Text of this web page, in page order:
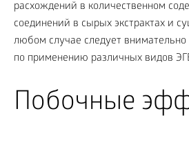
расхождений в количественном
соединений в сырых экстрактах и
любом случае следует
по применению различных видов
Побочные